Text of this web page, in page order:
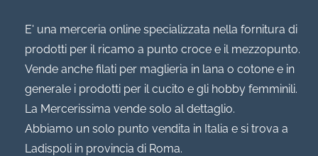
E' una merceria online specializzata nella fornitura di
prodotti per il ricamo a punto croce e il mezzopunto.
Vende anche filati per maglieria in lana o cotone e in
generale i prodotti per il cucito e gli hobby femminili.
La Mercerissima vende solo al dettaglio.
Abbiamo un solo punto vendita in Italia e si trova a
Ladispoli in provincia di Roma.